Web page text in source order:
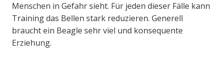
Menschen in Gefahr sieht. Für jeden dieser Fälle kann
Training das Bellen stark reduzieren. Generell
braucht ein Beagle sehr viel und konsequente
Erziehung.